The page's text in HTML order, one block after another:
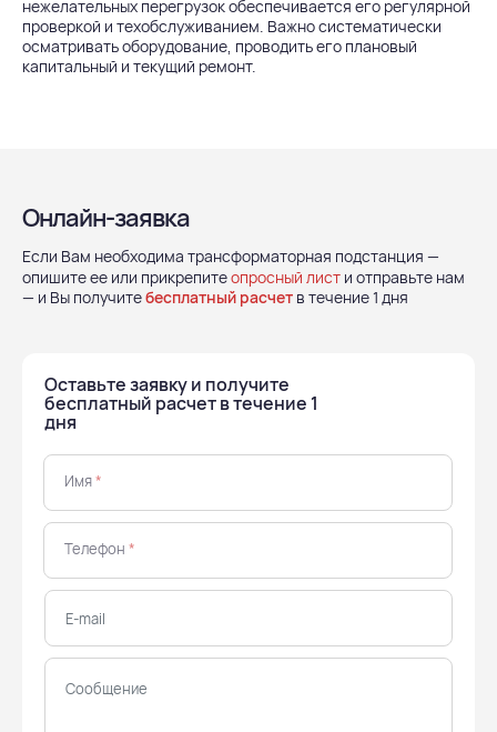
нежелательных перегрузок обеспечивается его регулярной
проверкой и техобслуживанием. Важно систематически
осматривать оборудование, проводить его плановый
капитальный и текущий ремонт.
Онлайн-заявка
Если Вам необходима трансформаторная подстанция —
опишите ее или прикрепитеопросный лист и отправьте нам
— и Вы получитебесплатный расчет в течение 1 дня
Оставьте заявку и получите
бесплатный расчет в течение 1
дня
Имя*
Телефон *